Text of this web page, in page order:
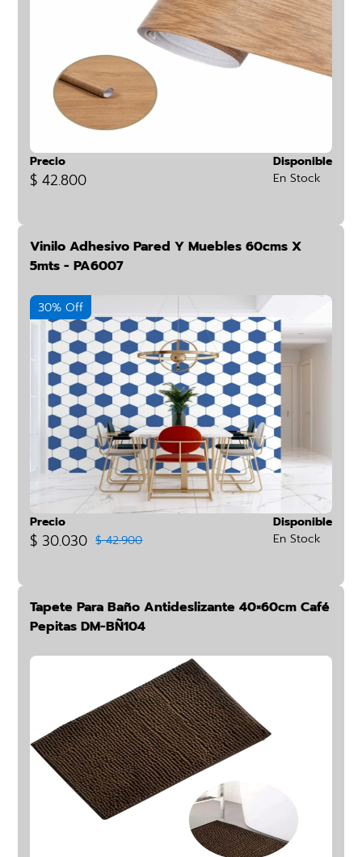
Precio
$ 42.800
Disponible
En Stock
Vinilo Adhesivo Pared Y Muebles 60cms X
5mts - PA6007
30% Off
Precio
$ 30.030 $ 42.900
Disponible
En Stock
Tapete Para Baño Antideslizante 40×60cm Café
Pepitas DM-BÑ104